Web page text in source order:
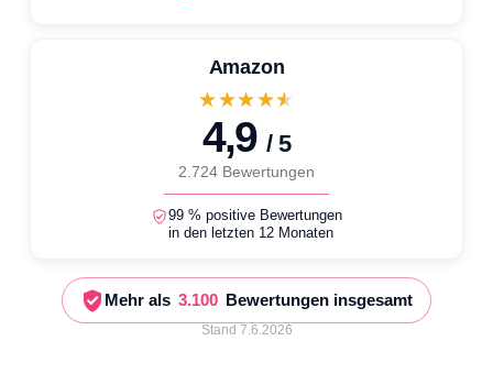
Amazon
★★★★★
4,9 / 5
2.724 Bewertungen
99 % positive Bewertungen
in den letzten 12 Monaten
Mehr als 3.100 Bewertungen insgesamt
Stand 7.6.2026